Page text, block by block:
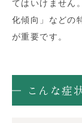
てはいけません
化傾向」などの
が重要です。
こんな症